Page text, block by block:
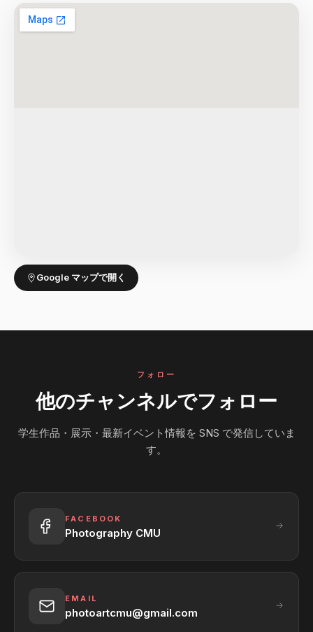
Google マップで開く
フォロー
他のチャンネルでフォロー
学生作品・展示・最新イベント情報を SNS で発信していま
す。
FACEBOOK
Photography CMU
EMAIL
photoartcmu@gmail.com